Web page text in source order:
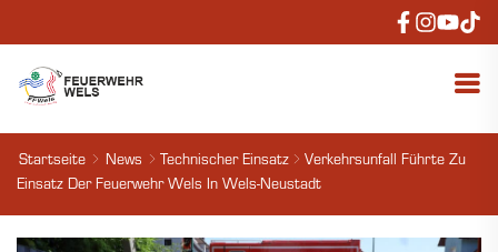
Startseite News Technischer Einsatz
Verkehrsunfall Führte Zu
Einsatz Der Feuerwehr Wels In Wels-Neustadt